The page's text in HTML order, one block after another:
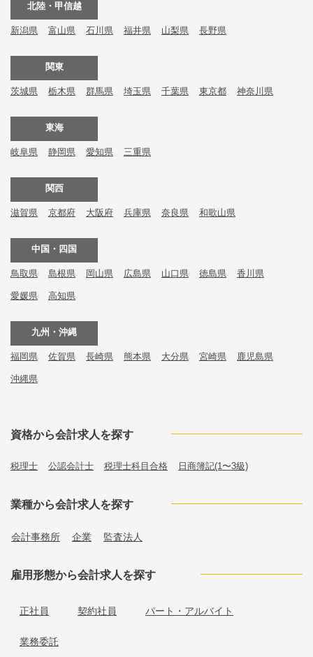
北陸・甲信越
新潟県 富山県 石川県 福井県 山梨県 長野県
関東
茨城県 栃木県 群馬県 埼玉県 千葉県 東京都 神奈川県
東海
岐阜県 静岡県 愛知県 三重県
関西
滋賀県 京都府 大阪府 兵庫県 奈良県 和歌山県
中国・四国
鳥取県 島根県 岡山県 広島県 山口県 徳島県 香川県
愛媛県 高知県
九州・沖縄
福岡県 佐賀県 長崎県 熊本県 大分県 宮崎県 鹿児島県
沖縄県
資格から会計求人を探す
税理士 公認会計士 税理士科目合格 日商簿記(1〜3級)
業種から会計求人を探す
会計事務所 企業 監査法人
雇用形態から会計求人を探す
正社員 契約社員 パート・アルバイト
業務委託